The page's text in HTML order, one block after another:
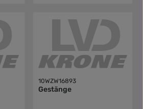
10WZW16893
Gestänge